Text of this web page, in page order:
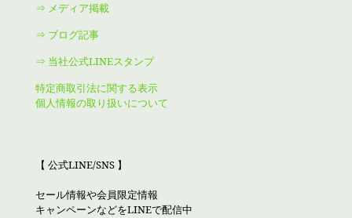
⇒ メディア掲載
⇒ ブログ記事
⇒ 当社公式LINEスタンプ
特定商取引法に関する表示
個人情報の取り扱いについて
【 公式LINE/SNS 】
セール情報や会員限定情報
キャンペーンなどをLINEで配信中